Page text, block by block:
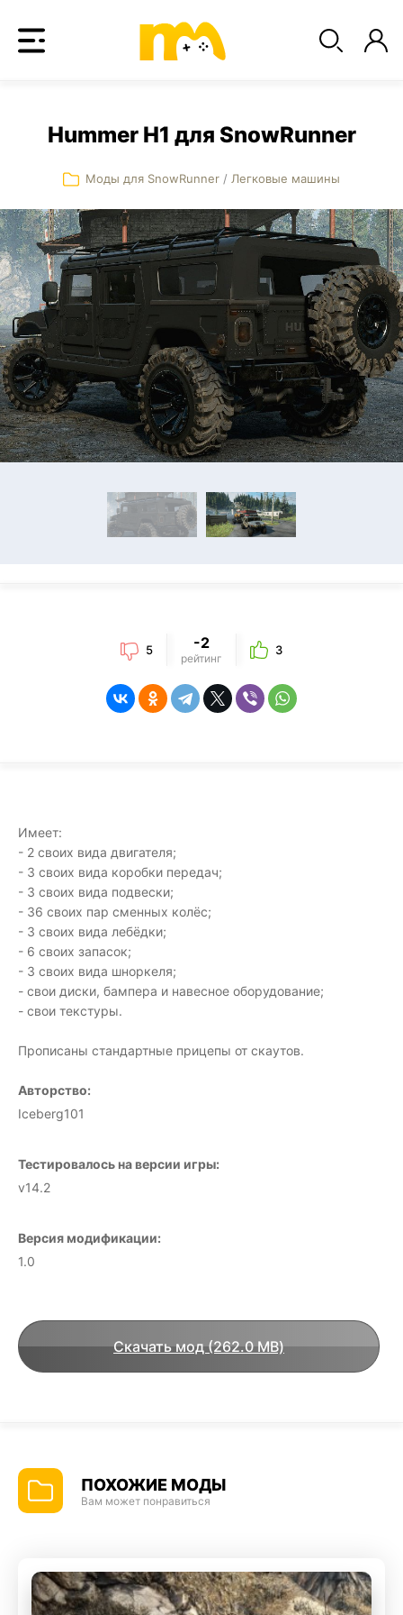
Hummer H1 для SnowRunner
Моды для SnowRunner / Легковые машины
5 -2
рейтинг
3
Имеет:
- 2 своих вида двигателя;
- 3 своих вида коробки передач;
- 3 своих вида подвески;
- 36 своих пар сменных колёс;
- 3 своих вида лебёдки;
- 6 своих запасок;
- 3 своих вида шноркеля;
- свои диски, бампера и навесное оборудование;
- свои текстуры.
Прописаны стандартные прицепы от скаутов.
Авторство:
Iceberg101
Тестировалось на версии игры:
v14.2
Версия модификации:
1.0
Скачать мод (262.0 MB)
ПОХОЖИЕ МОДЫ
Вам может понравиться